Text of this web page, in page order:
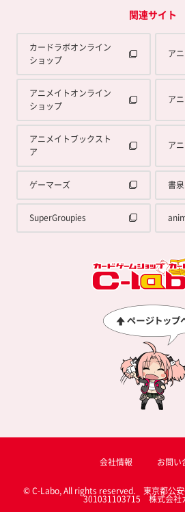
関連サイト
カードラボオンライン
ショップ
ア
アニメイトオンライン
ショップ
ア
アニメイトブックスト
ア
ア
ゲーマーズ 書泉
SuperGroupies
会社情報 お問い
© C-Labo, All rights reserved. 東京都公
301031103715 株式会社